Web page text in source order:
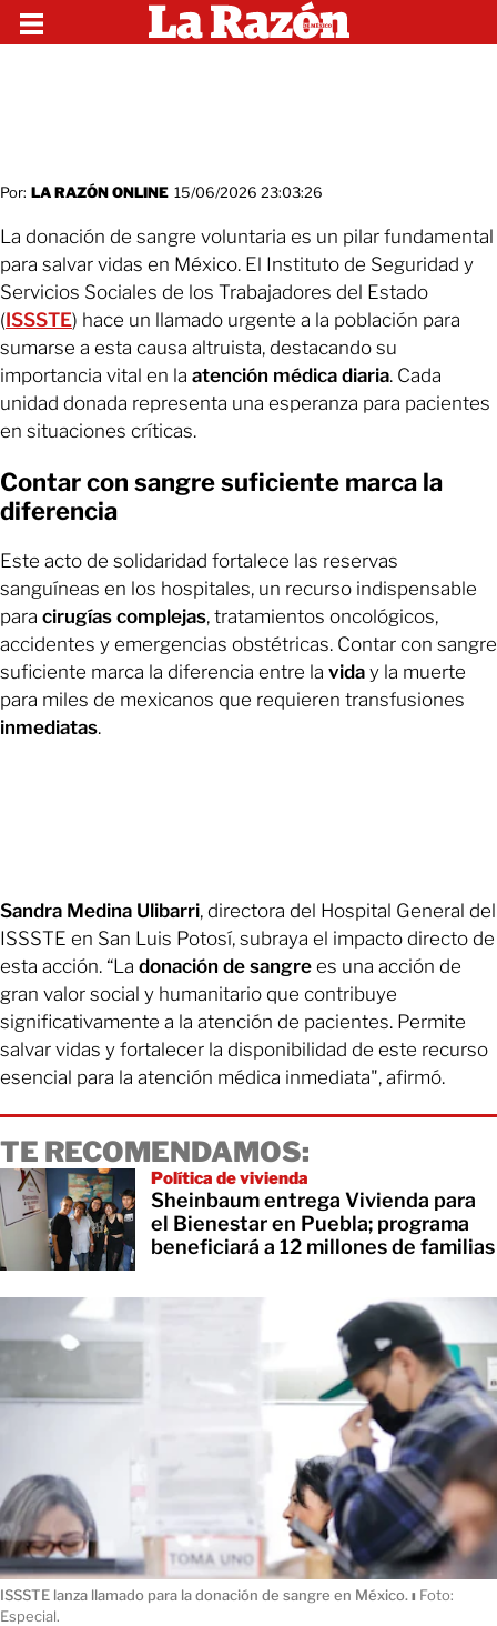
Por: LA RAZÓN ONLINE 15/06/2026 23:03:26
La donación de sangre voluntaria es un pilar fundamental
para salvar vidas en México. El Instituto de Seguridad y
Servicios Sociales de los Trabajadores del Estado
(ISSSTE) hace un llamado urgente a la población para
sumarse a esta causa altruista, destacando su
importancia vital en la atención médica diaria. Cada
unidad donada representa una esperanza para pacientes
en situaciones críticas.
Contar con sangre suficiente marca la
diferencia
Este acto de solidaridad fortalece las reservas
sanguíneas en los hospitales, un recurso indispensable
para cirugías complejas, tratamientos oncológicos,
accidentes y emergencias obstétricas. Contar con sangre
suficiente marca la diferencia entre la vida y la muerte
para miles de mexicanos que requieren transfusiones
inmediatas.
Sandra Medina Ulibarri, directora del Hospital General del
ISSSTE en San Luis Potosí, subraya el impacto directo de
esta acción. “La donación de sangre es una acción de
gran valor social y humanitario que contribuye
significativamente a la atención de pacientes. Permite
salvar vidas y fortalecer la disponibilidad de este recurso
esencial para la atención médica inmediata", afirmó.
TE RECOMENDAMOS:
Política de vivienda
Sheinbaum entrega Vivienda para
el Bienestar en Puebla; programa
beneficiará a 12 millones de familias
ISSSTE lanza llamado para la donación de sangre en México. ı Foto:
Especial.